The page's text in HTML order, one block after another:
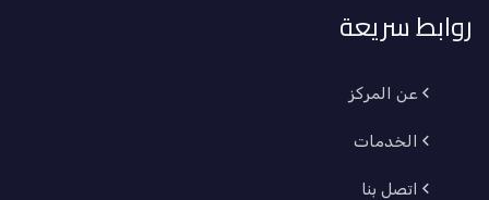
روابط سريعة
عن المركز
الخدمات
اتصل بنا